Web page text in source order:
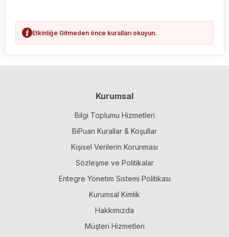
Etkinliğe Gitmeden önce kuralları okuyun.
Kurumsal
Bilgi Toplumu Hizmetleri
BiPuan Kurallar & Koşullar
Kişisel Verilerin Korunması
Sözleşme ve Politikalar
Entegre Yönetim Sistemi Politikası
Kurumsal Kimlik
Hakkımızda
Müşteri Hizmetleri